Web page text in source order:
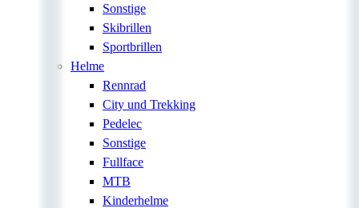
Sonstige
Skibrillen
Sportbrillen
Helme
Rennrad
City und Trekking
Pedelec
Sonstige
Fullface
MTB
Kinderhelme